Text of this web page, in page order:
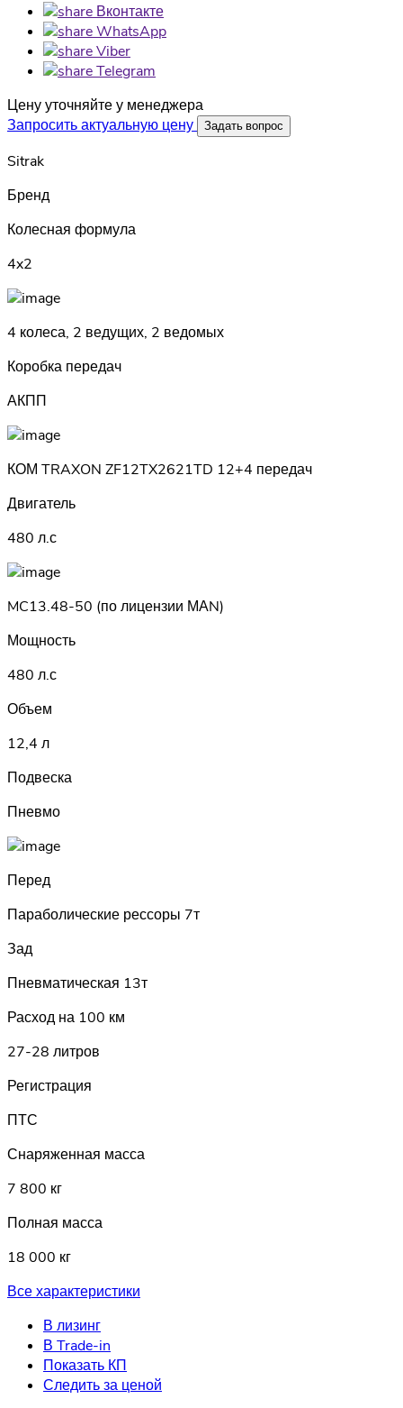
Вконтакте
WhatsApp
Viber
Telegram
Цену уточняйте у менеджера
Запросить актуальную цену
Задать вопрос
Sitrak
Бренд
Колесная формула
4x2
4 колеса, 2 ведущих, 2 ведомых
Коробка передач
АКПП
КОМ TRAXON ZF12TX2621TD 12+4 передач
Двигатель
480 л.с
MC13.48-50 (по лицензии МАN)
Мощность
480 л.с
Объем
12,4 л
Подвеска
Пневмо
Перед
Параболические рессоры 7т
Зад
Пневматическая 13т
Расход на 100 км
27-28 литров
Регистрация
ПТС
Снаряженная масса
7 800 кг
Полная масса
18 000 кг
Все характеристики
В лизинг
В Trade-in
Показать КП
Следить за ценой